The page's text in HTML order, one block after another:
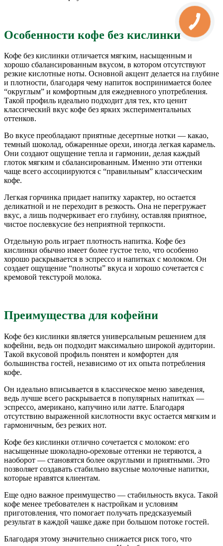
Особенности кофе без кислинки
Кофе без кислинки отличается мягким, насыщенным и
хорошо сбалансированным вкусом, в котором отсутствуют
резкие кислотные ноты. Основной акцент делается на глубине
и плотности, благодаря чему напиток воспринимается более
“округлым” и комфортным для ежедневного употребления.
Такой профиль идеально подходит для тех, кто ценит
классический вкус кофе без ярких экспериментальных
оттенков.
Во вкусе преобладают приятные десертные нотки — какао,
темный шоколад, обжаренные орехи, иногда легкая карамель.
Они создают ощущение тепла и гармонии, делая каждый
глоток мягким и сбалансированным. Именно эти оттенки
чаще всего ассоциируются с “правильным” классическим
кофе.
Легкая горчинка придает напитку характер, но остается
деликатной и не переходит в резкость. Она не перегружает
вкус, а лишь подчеркивает его глубину, оставляя приятное,
чистое послевкусие без неприятной терпкости.
Отдельную роль играет плотность напитка. Кофе без
кислинки обычно имеет более густое тело, что особенно
хорошо раскрывается в эспрессо и напитках с молоком. Он
создает ощущение “полноты” вкуса и хорошо сочетается с
кремовой текстурой молока.
Преимущества для кофейни
Кофе без кислинки является универсальным решением для
кофейни, ведь он подходит максимально широкой аудитории.
Такой вкусовой профиль понятен и комфортен для
большинства гостей, независимо от их опыта потребления
кофе.
Он идеально вписывается в классическое меню заведения,
ведь лучше всего раскрывается в популярных напитках —
эспрессо, американо, капучино или латте. Благодаря
отсутствию выраженной кислотности вкус остается мягким и
гармоничным, без резких нот.
Кофе без кислинки отлично сочетается с молоком: его
насыщенные шоколадно-ореховые оттенки не теряются, а
наоборот — становятся более округлыми и приятными. Это
позволяет создавать стабильно вкусные молочные напитки,
которые нравятся клиентам.
Еще одно важное преимущество — стабильность вкуса. Такой
кофе менее требователен к настройкам и условиям
приготовления, что помогает получать предсказуемый
результат в каждой чашке даже при большом потоке гостей.
Благодаря этому значительно снижается риск того, что